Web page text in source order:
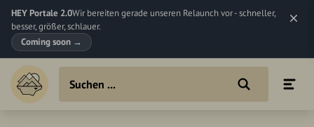
HEY Portale 2.0Wir bereiten gerade unseren Relaunch vor - schneller,
besser, größer, schlauer.
Coming soon →